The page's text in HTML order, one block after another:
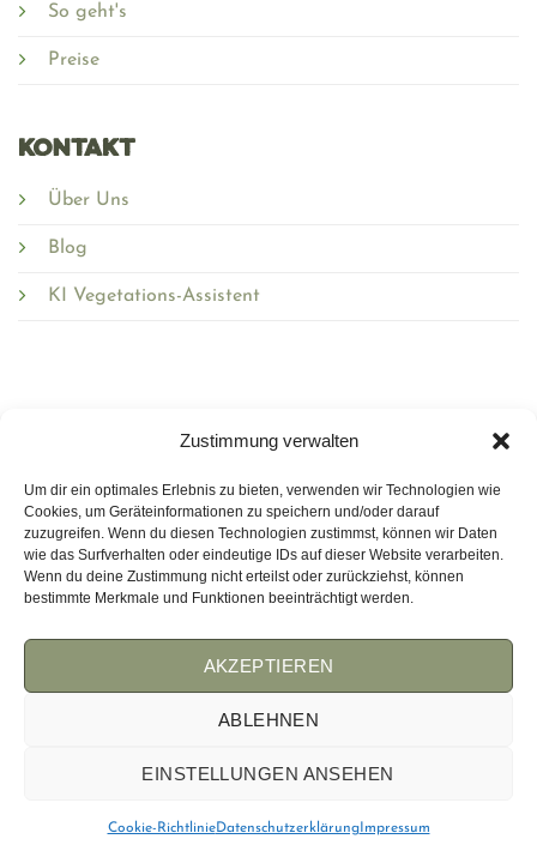
Zustimmung verwalten
Um dir ein optimales Erlebnis zu bieten, verwenden wir Technologien wie
Cookies, um Geräteinformationen zu speichern und/oder darauf
zuzugreifen. Wenn du diesen Technologien zustimmst, können wir Daten
wie das Surfverhalten oder eindeutige IDs auf dieser Website verarbeiten.
Wenn du deine Zustimmung nicht erteilst oder zurückziehst, können
bestimmte Merkmale und Funktionen beeinträchtigt werden.
AKZEPTIEREN
ABLEHNEN
EINSTELLUNGEN ANSEHEN
Cookie-RichtlinieDatenschutzerklärungImpressum
So geht's
Preise
Kontakt
Über Uns
Blog
KI Vegetations-Assistent
Wirmulchen.de
WEMULCH.COM
AGB IMPRESSUM COOKIES
Copyright 2026 © - Profis auf Abruf